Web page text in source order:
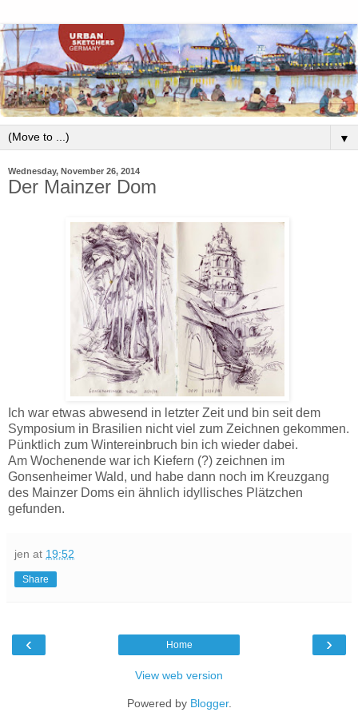
▼
Wednesday, November 26, 2014
Der Mainzer Dom
Ich war etwas abwesend in letzter Zeit und bin seit dem
Symposium in Brasilien nicht viel zum Zeichnen gekommen.
Pünktlich zum Wintereinbruch bin ich wieder dabei.
Am Wochenende war ich Kiefern (?) zeichnen im
Gonsenheimer Wald, und habe dann noch im Kreuzgang
des Mainzer Doms ein ähnlich idyllisches Plätzchen
gefunden.
jen at 19:52
Share
‹ ›
Home
View web version
Powered by Blogger.